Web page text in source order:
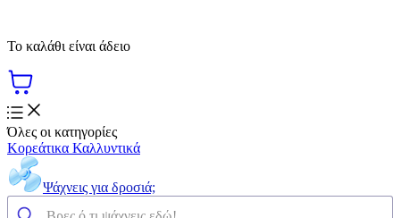
Το καλάθι είναι άδειο
Όλες οι κατηγορίες
Κορεάτικα Καλλυντικά
Ψάχνεις για δροσιά;